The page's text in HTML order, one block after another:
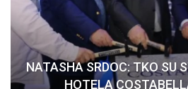
NATASHA SRDOC: TKO SU
HOTELA